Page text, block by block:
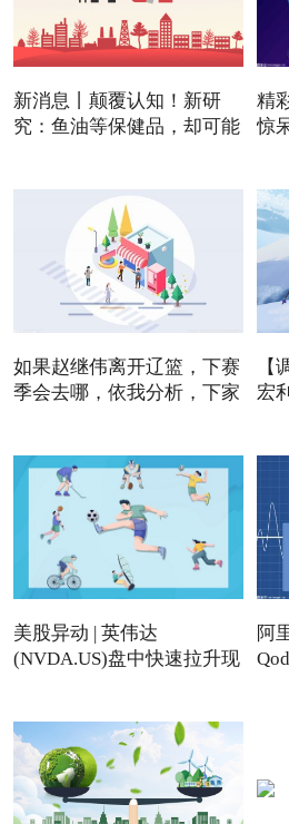
新消息丨颠覆认知！新研
究：鱼油等保健品，却可能
精
惊
如果赵继伟离开辽篮，下赛
季会去哪，依我分析，下家
【
宏
美股异动 | 英伟达
(NVDA.US)盘中快速拉升现
阿